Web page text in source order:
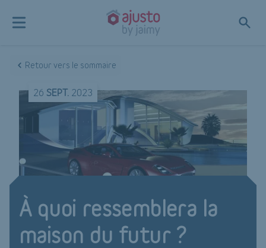
Retour vers le sommaire
26 SEPT. 2023
À quoi ressemblera la
maison du futur ?